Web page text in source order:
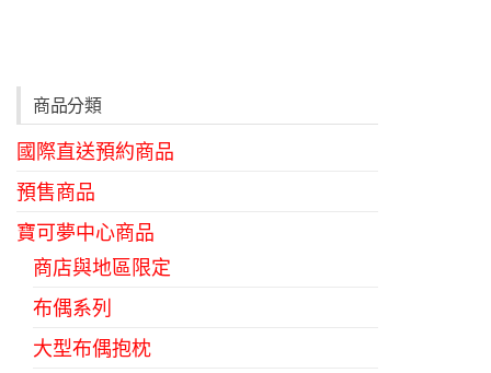
商品分類
國際直送預約商品
預售商品
寶可夢中心商品
商店與地區限定
布偶系列
大型布偶抱枕